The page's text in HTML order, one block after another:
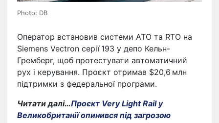
Photo: DB
Оператор встановив системи ATO та RTO на
Siemens Vectron серії 193 у депо Кельн-
Гремберг, щоб протестувати автоматичний
рух і керування. Проєкт отримав $20,6 млн
підтримки з федеральної програми.
Читати далі…Проєкт Very Light Rail у
Великобританії опинився під загрозою